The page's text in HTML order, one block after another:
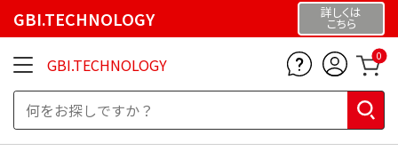
GBI.TECHNOLOGY 詳しくは
こちら
GBI.TECHNOLOGY 0